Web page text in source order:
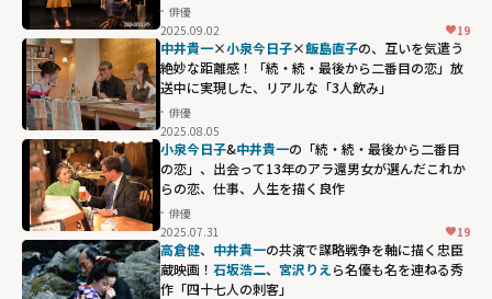
俳優
2025.09.02
19
中井貴一×小泉今日子×飯島直子の、互いを気遣う
絶妙な距離感！「続・続・最後から二番目の恋」放
送中に実現した、リアルな「3人飲み」
俳優
2025.08.05
小泉今日子&中井貴一の「続・続・最後から二番目
の恋」、出会って13年のアラ還男女が選んだこれか
らの恋、仕事、人生を描く良作
俳優
2025.07.31
19
高倉健、 中井貴一の共演で謀略戦争を軸に描く忠臣
蔵映画！ 石坂浩二、 宮沢りえら名優も名を連ねる秀
作「四十七人の刺客」